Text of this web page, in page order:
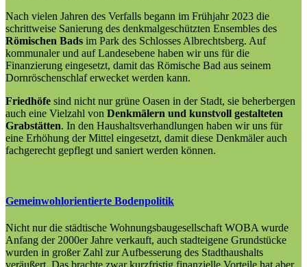
Nach vielen Jahren des Verfalls begann im Frühjahr 2023 die
schrittweise Sanierung des denkmalgeschützten Ensembles des
Römischen Bads im Park des Schlosses Albrechtsberg. Auf
kommunaler und auf Landesebene haben wir uns für die
Finanzierung eingesetzt, damit das Römische Bad aus seinem
Dornröschenschlaf erwecket werden kann.
Friedhöfe sind nicht nur grüne Oasen in der Stadt, sie beherbergen
auch eine Vielzahl von Denkmälern und kunstvoll gestalteten
Grabstätten. In den Haushaltsverhandlungen haben wir uns für
eine Erhöhung der Mittel eingesetzt, damit diese Denkmäler auch
fachgerecht gepflegt und saniert werden können.
Gemeinwohlorientierte Bodenpolitik
Nicht nur die städtische Wohnungsbaugesellschaft WOBA wurde
Anfang der 2000er Jahre verkauft, auch stadteigene Grundstücke
wurden in großer Zahl zur Aufbesserung des Stadthaushalts
veräußert. Das brachte zwar kurzfristig finanzielle Vorteile hat aber